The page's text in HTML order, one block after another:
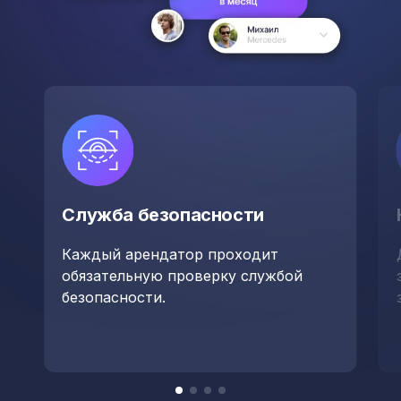
Служба безопасности
Каждый арендатор проходит
обязательную проверку службой
безопасности.
itemitem
itemitem